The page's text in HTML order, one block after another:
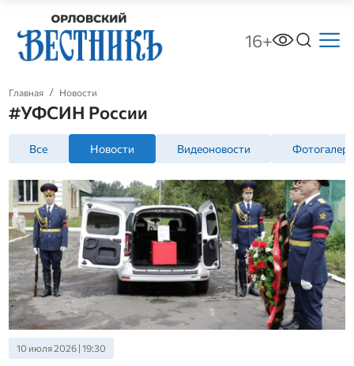
16+
Главная Новости
#УФСИН России
Все Новости Видеоновости
10 июля 2026 | 19:30